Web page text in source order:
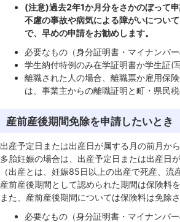
(注意)過去2年1か月分をさかのぼって
不慮の事故や病気による障がいについ
で、早めの申請をお勧めします。
必要なもの（身分証明書・マイナンバ
学生納付特例のみ在学証明書か学生証(
離職された人の場合、離職票か雇用保
は、事業主からの離職証明と町・県民税
産前産後期間免除を申請したいとき
出産予定日または出産日が属する月の前月か
多胎妊娠の場合は、出産予定日または出産日
（出産とは、妊娠85日以上の出産で死産、流
産前産後期間として認められた期間は保険料
また、産前産後期間については保険料は免除
必要なもの（身分証明書・マイナンバ